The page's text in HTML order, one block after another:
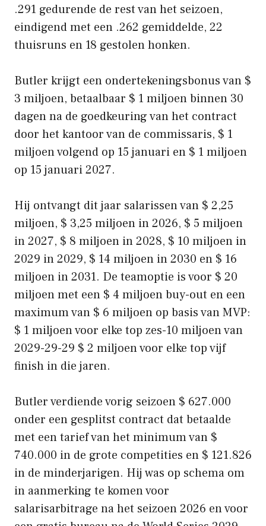
.291 gedurende de rest van het seizoen,
eindigend met een .262 gemiddelde, 22
thuisruns en 18 gestolen honken.
Butler krijgt een ondertekeningsbonus van $
3 miljoen, betaalbaar $ 1 miljoen binnen 30
dagen na de goedkeuring van het contract
door het kantoor van de commissaris, $ 1
miljoen volgend op 15 januari en $ 1 miljoen
op 15 januari 2027.
Hij ontvangt dit jaar salarissen van $ 2,25
miljoen, $ 3,25 miljoen in 2026, $ 5 miljoen
in 2027, $ 8 miljoen in 2028, $ 10 miljoen in
2029 in 2029, $ 14 miljoen in 2030 en $ 16
miljoen in 2031. De teamoptie is voor $ 20
miljoen met een $ 4 miljoen buy-out en een
maximum van $ 6 miljoen op basis van MVP:
$ 1 miljoen voor elke top zes-10 miljoen van
2029-29-29 $ 2 miljoen voor elke top vijf
finish in die jaren.
Butler verdiende vorig seizoen $ 627.000
onder een gesplitst contract dat betaalde
met een tarief van het minimum van $
740.000 in de grote competities en $ 121.826
in de minderjarigen. Hij was op schema om
in aanmerking te komen voor
salarisarbitrage na het seizoen 2026 en voor